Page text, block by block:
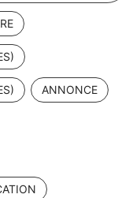
ANNONCE